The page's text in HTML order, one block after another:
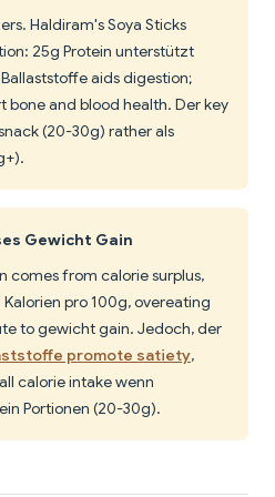
Haldiram's Soya Sticks
25g Protein unterstützt
aids digestion;
bone and blood health. Der key
(20-30g) rather als
Gewicht Gain
comes from calorie surplus,
pro 100g, overeating
to gewicht gain. Jedoch, der
promote satiety,
calorie intake wenn
Portionen (20-30g).